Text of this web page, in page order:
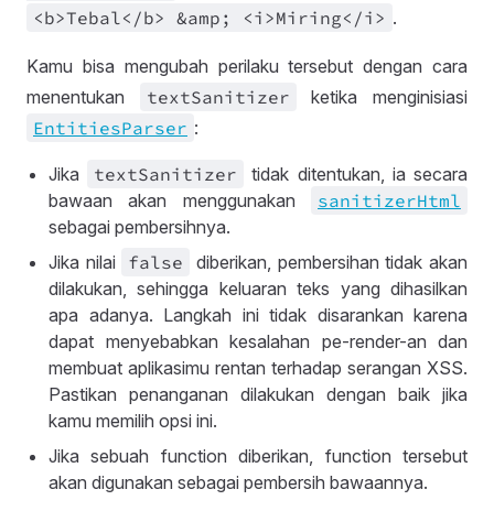
<b>Tebal< /b> &amp; <i>Miring< /i> .
Kamu bisa mengubah perilaku tersebut dengan cara
menentukan
textSanitizer
ketika menginisiasi
EntitiesParser :
Jika textSanitizer
tidak ditentukan, ia secara
bawaan akan menggunakan
sanitizerHtml
sebagai pembersihnya.
Jika nilai
false
diberikan, pembersihan tidak akan
dilakukan, sehingga keluaran teks yang dihasilkan
apa adanya. Langkah ini tidak disarankan karena
dapat menyebabkan kesalahan pe-render-an dan
membuat aplikasimu rentan terhadap serangan XSS.
Pastikan penanganan dilakukan dengan baik jika
kamu memilih opsi ini.
Jika sebuah function diberikan, function tersebut
akan digunakan sebagai pembersih bawaannya.